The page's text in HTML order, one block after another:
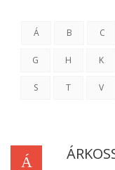
Á B C
G H K
S T V
Á